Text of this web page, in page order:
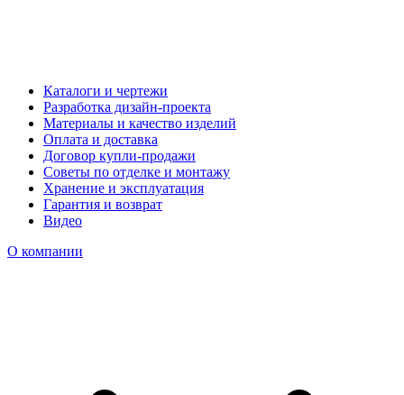
Каталоги и чертежи
Разработка дизайн-проекта
Материалы и качество изделий
Оплата и доставка
Договор купли-продажи
Советы по отделке и монтажу
Хранение и эксплуатация
Гарантия и возврат
Видео
О компании